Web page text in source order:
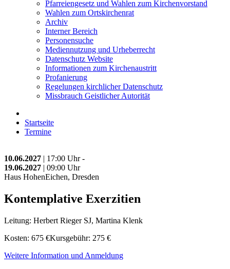
Pfarreiengesetz und Wahlen zum Kirchenvorstand
Wahlen zum Ortskirchenrat
Archiv
Interner Bereich
Personensuche
Mediennutzung und Urheberrecht
Datenschutz Website
Informationen zum Kirchenaustritt
Profanierung
Regelungen kirchlicher Datenschutz
Missbrauch Geistlicher Autorität
Startseite
Termine
10.06.2027 | 17:00 Uhr -
19.06.2027 | 09:00 Uhr
Haus HohenEichen, Dresden
Kontemplative Exerzitien
Leitung: Herbert Rieger SJ, Martina Klenk
Kosten: 675 €Kursgebühr: 275 €
Weitere Information und Anmeldung